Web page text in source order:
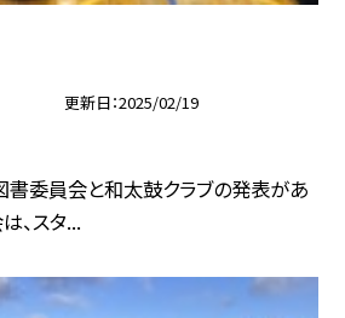
更新日 2025/02/19
書委員会と和太鼓クラブの発表があ
、スタ...